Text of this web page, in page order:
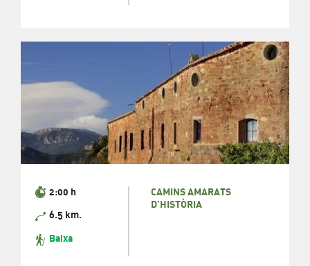
2:00 h
6.5 km.
Baixa
CAMINS AMARATS
D’HISTÒRIA